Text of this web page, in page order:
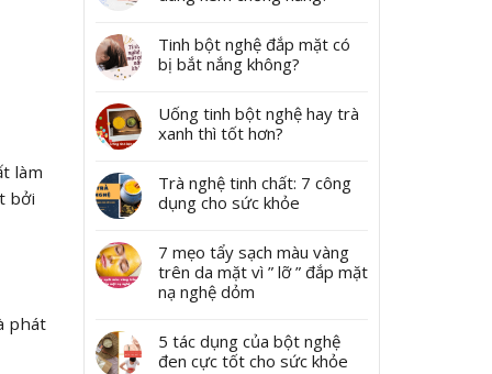
làm
bởi
phát
Tinh bột nghệ đắp mặt có
bị bắt nắng không?
Uống tinh bột nghệ hay trà
xanh thì tốt hơn?
Trà nghệ tinh chất: 7 công
dụng cho sức khỏe
7 mẹo tẩy sạch màu vàng
trên da mặt vì ” lỡ ” đắp mặt
nạ nghệ dỏm
5 tác dụng của bột nghệ
đen cực tốt cho sức khỏe